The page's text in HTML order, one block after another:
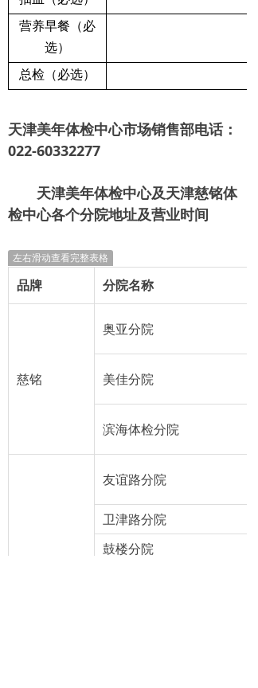
营养早餐（必
选）
总检（必选）
天津美年体检中心市场销售部电话：
022-60332277
天津美年体检中心及天津慈铭体
检中心各个分院地址及营业时间
左右滑动查看完整表格
品牌 分院名称
慈铭
奥亚分院
美佳分院
滨海体检分院
友谊路分院
卫津路分院
鼓楼分院